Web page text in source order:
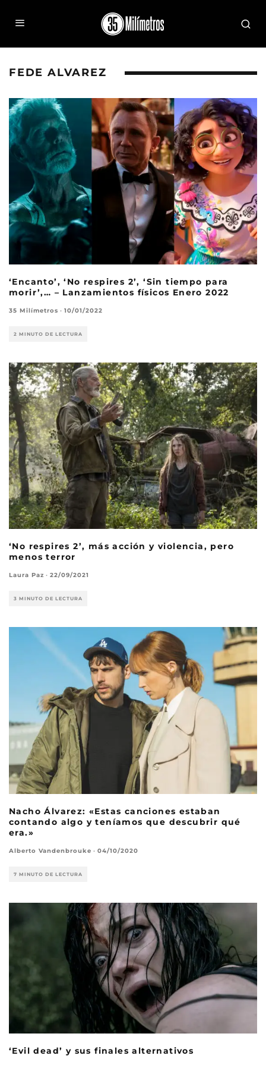
FEDE ALVAREZ
‘Encanto’, ‘No respires 2’, ‘Sin tiempo para
morir’,… – Lanzamientos físicos Enero 2022
35 Milímetros · 10/01/2022
2 MINUTO DE LECTURA
‘No respires 2’, más acción y violencia, pero
menos terror
Laura Paz · 22/09/2021
3 MINUTO DE LECTURA
Nacho Álvarez: «Estas canciones estaban
contando algo y teníamos que descubrir qué
era.»
Alberto Vandenbrouke · 04/10/2020
7 MINUTO DE LECTURA
‘Evil dead’ y sus finales alternativos